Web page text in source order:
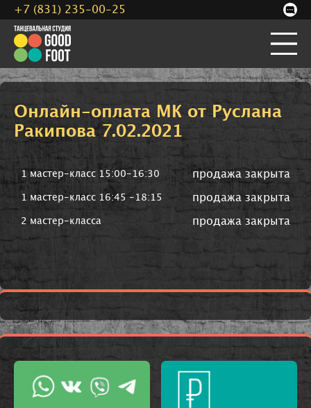
Онлайн-оплата МК от Руслана
Ракипова 7.02.2021
1 мастер-класс 15:00-16:30 продажа закрыта
1 мастер-класс 16:45 -18:15 продажа закрыта
2 мастер-класса продажа закрыта
+7 (831) 235-00-25